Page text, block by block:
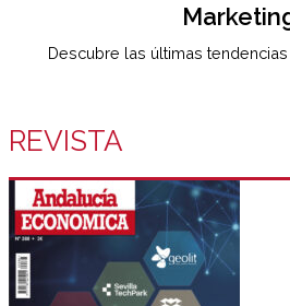
Descubre las últimas
REVISTA